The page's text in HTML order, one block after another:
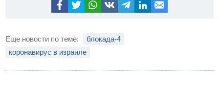
Еще новости по теме:
блокада-4
коронавирус в израиле